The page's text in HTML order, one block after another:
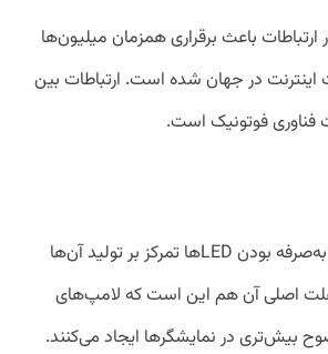
ارتباطات باعث برقراری همزمان میلیون‌ها
در جهان شده است. ارتباطات بین
فناوری فوتونیک است.
امروزه به دلیل مقرون به‌صرفه بودن LED‌ها تمرکز بر تولید آن‌ها
اصلی آن هم این است که لامپ‌های
بیش‌تری در نمایشگر‌ها ایجاد می‌کنند.